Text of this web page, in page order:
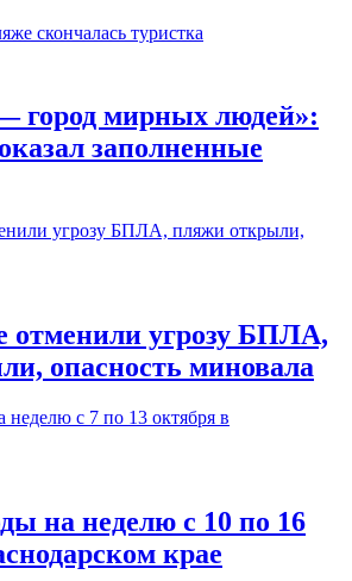
город мирных людей»:
заполненные
отменили угрозу БПЛА,
опасность миновала
на неделю с 10 по 16
крае